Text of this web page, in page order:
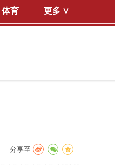
体育 更多 ∨
分享至